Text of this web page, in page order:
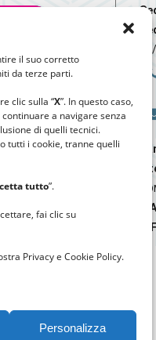
il suo corretto
da terze parti.
clic sulla “X”. In questo caso,
a navigare senza
di quelli tecnici.
tutti i cookie, tranne quelli
tutto”.
fai clic su
Privacy e Cookie Policy.
Personalizza